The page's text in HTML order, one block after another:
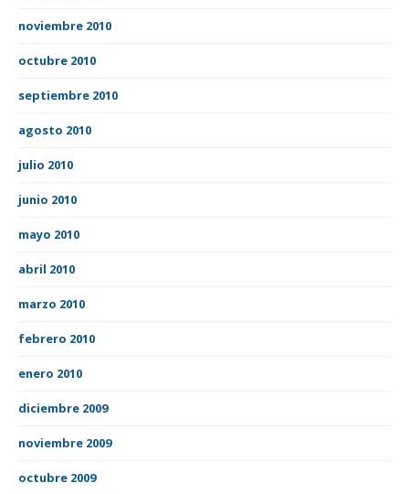
noviembre 2010
octubre 2010
septiembre 2010
agosto 2010
julio 2010
junio 2010
mayo 2010
abril 2010
marzo 2010
febrero 2010
enero 2010
diciembre 2009
noviembre 2009
octubre 2009